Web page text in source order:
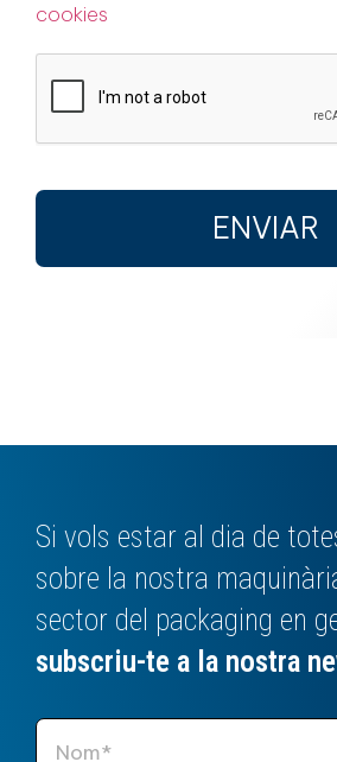
cookies
ENVIAR
Si vols estar al dia de
sobre la nostra
sector del packaging en
subscriu-te a la nostra